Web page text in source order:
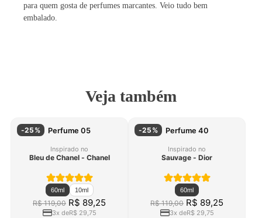
para quem gosta de perfumes marcantes. Veio tudo bem
embalado.
Veja também
-25 % Perfume 05
Inspirado no
Bleu de Chanel - Chanel
60ml 10ml
Original price:
R$ 119,00 Price:
R$ 89,25
3x deR$ 29,75
-25 % Perfume 40
Inspirado no
Sauvage - Dior
60ml
Original price:
R$ 119,00 Price:
R$ 89,25
3x deR$ 29,75